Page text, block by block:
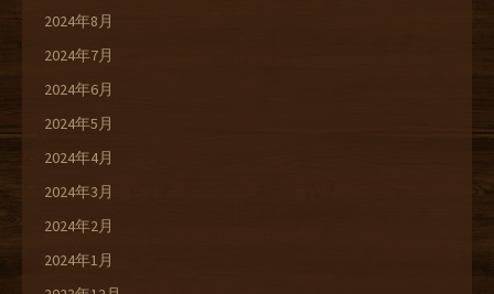
2024年8月
2024年7月
2024年6月
2024年5月
2024年4月
2024年3月
2024年2月
2024年1月